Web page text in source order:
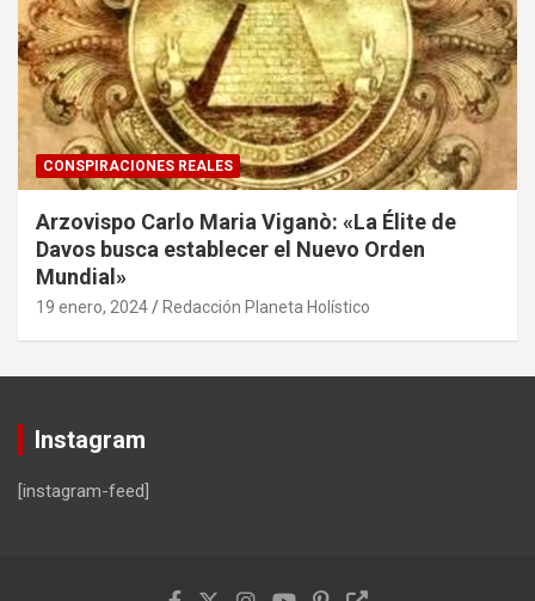
CONSPIRACIONES REALES
Arzovispo Carlo Maria Viganò: «La Élite de
Davos busca establecer el Nuevo Orden
Mundial»
19 enero, 2024 Redacción Planeta Holístico
Instagram
[instagram-feed]